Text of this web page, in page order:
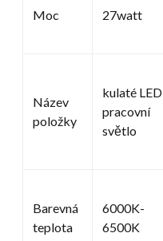
Moc 27watt
Název
položky
kulaté LED
pracovní
světlo
Barevná
teplota
6000K-
6500K